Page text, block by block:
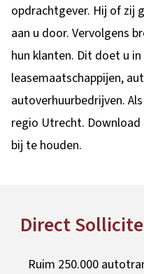
opdrachtgever. Hij of zij
aan u door. Vervolgens
hun klanten. Dit doet u
leasemaatschappijen,
autoverhuurbedrijven. Als
regio Utrecht.
bij te houden.
Direct
Ruim 250.000